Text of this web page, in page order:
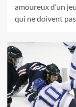
amoureux d’un
qui ne doivent